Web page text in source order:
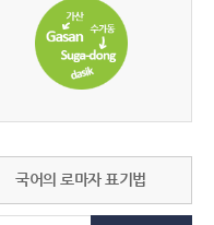
국어의 로마자 표기법